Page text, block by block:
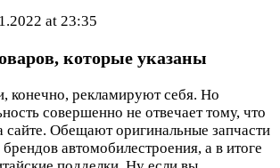
at 23:35
которые указаны
конечно, рекламируют себя. Но
совершенно не отвечает тому, что
сайте. Обещают оригинальные запчасти
автомобилестроения, а в итоге